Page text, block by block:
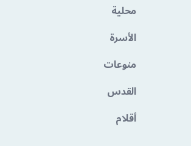
محلية
الأسرة
منوعات
القدس
أقلام